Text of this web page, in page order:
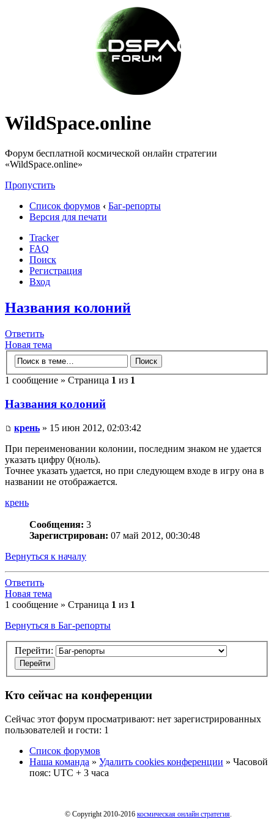
WildSpace.online
Форум бесплатной космической онлайн стратегии
«WildSpace.online»
Пропустить
Список форумов ‹ Баг-репорты
Версия для печати
Tracker
FAQ
Поиск
Регистрация
Вход
Названия колоний
Ответить
Новая тема
1 сообщение » Страница 1 из 1
Названия колоний
крень » 15 июн 2012, 02:03:42
При переименовании колонии, последним знаком не удается
указать цифру 0(ноль).
Точнее указать удается, но при следующем входе в игру она в
названии не отображается.
крень
Сообщения: 3
Зарегистрирован: 07 май 2012, 00:30:48
Вернуться к началу
Ответить
Новая тема
1 сообщение » Страница 1 из 1
Вернуться в Баг-репорты
Перейти:
Кто сейчас на конференции
Сейчас этот форум просматривают: нет зарегистрированных
пользователей и гости: 1
Список форумов
Наша команда » Удалить cookies конференции » Часовой
пояс: UTC + 3 часа
© Copyright 2010-2016 космическая онлайн стратегия